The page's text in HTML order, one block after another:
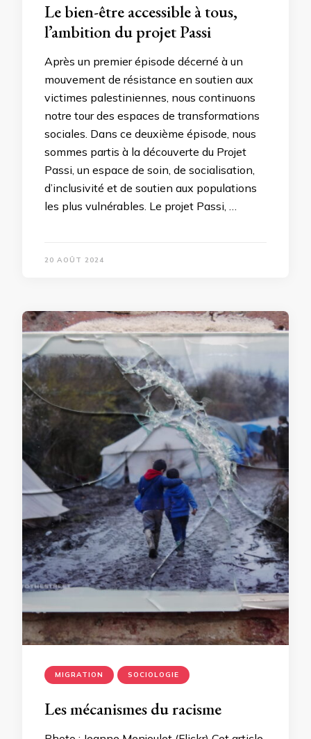
Le bien-être accessible à tous,
l’ambition du projet Passi
Après un premier épisode décerné à un
mouvement de résistance en soutien aux
victimes palestiniennes, nous continuons
notre tour des espaces de transformations
sociales. Dans ce deuxième épisode, nous
sommes partis à la découverte du Projet
Passi, un espace de soin, de socialisation,
d’inclusivité et de soutien aux populations
les plus vulnérables. Le projet Passi, …
20 AOÛT 2024
MIGRATION SOCIOLOGIE
Les mécanismes du racisme